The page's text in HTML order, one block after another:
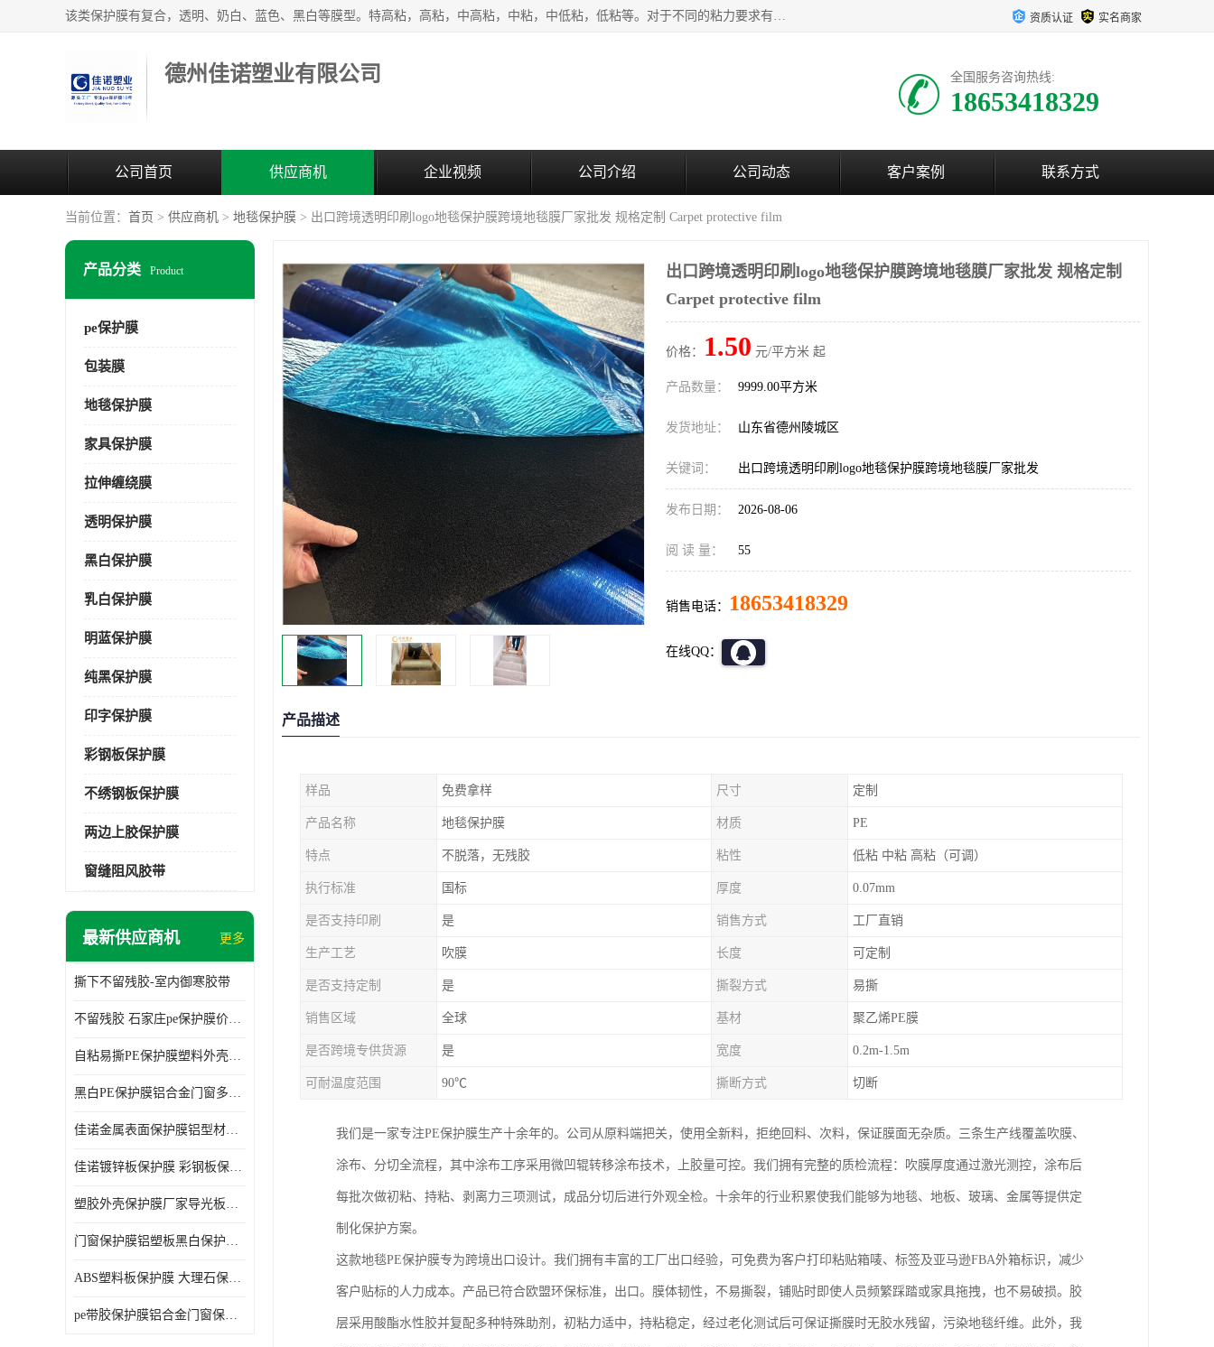
该类保护膜有复合，透明、奶白、蓝色、黑白等膜型。特高粘，高粘，中高粘，中粘，中低粘，低粘等。对于不同的粘力要求有相应的产品相适配。无胶渍残留污染。在较宽的收卷幅度下平整无皱纹，收卷长度大，利于机械化及自动化施工粘贴。为您的产品提供的表面保护解决方案。 产品广泛适用于：铝材、不锈钢、金属、塑料、电子、家电、家具、玻璃、化工材料、装饰材料等。 资质认证 实名商家
德州佳诺塑业有限公司 全国服务咨询热线:
18653418329
公司首页 供应商机 企业视频 公司介绍 公司动态 客户案例 联系方式
当前位置： 首页 > 供应商机 > 地毯保护膜 > 出口跨境透明印刷logo地毯保护膜跨境地毯膜厂家批发 规格定制 Carpet protective film
产品分类 Product
pe保护膜
包装膜
地毯保护膜
家具保护膜
拉伸缠绕膜
透明保护膜
黑白保护膜
乳白保护膜
明蓝保护膜
纯黑保护膜
印字保护膜
彩钢板保护膜
不绣钢板保护膜
两边上胶保护膜
窗缝阻风胶带
最新供应商机 更多
撕下不留残胶-室内御寒胶带
不留残胶 石家庄pe保护膜价格 塑料薄膜
自粘易撕PE保护膜塑料外壳导光板亚克力板膜操作方便
黑白PE保护膜铝合金门窗多种颜色支持定制生产
佳诺金属表面保护膜铝型材保护膜不留残胶铝合金窗框保护胶带
佳诺镀锌板保护膜 彩钢板保护pe保护膜
塑胶外壳保护膜厂家导光板保护膜 铝单板保护膜胶带易撕不留胶
门窗保护膜铝塑板黑白保护膜外墙保温板保护膜
ABS塑料板保护膜 大理石保护膜 缠鱼竿保护膜
pe带胶保护膜铝合金门窗保护不锈钢板保护膜大理石建筑材料保护
出口跨境透明印刷logo地毯保护膜跨境地毯膜厂家批发 规格定制
Carpet protective film
价格： 1.50 元/平方米 起
产品数量： 9999.00平方米
发货地址： 山东省德州陵城区
关键词： 出口跨境透明印刷logo地毯保护膜跨境地毯膜厂家批发
发布日期： 2026-08-06
阅 读 量： 55
销售电话： 18653418329
在线QQ：
产品描述
样品 免费拿样 尺寸 定制
产品名称 地毯保护膜 材质 PE
特点 不脱落，无残胶 粘性 低粘 中粘 高粘（可调）
执行标准 国标 厚度 0.07mm
是否支持印刷 是 销售方式 工厂直销
生产工艺 吹膜 长度 可定制
是否支持定制 是 撕裂方式 易撕
销售区域 全球 基材 聚乙烯PE膜
是否跨境专供货源 是 宽度 0.2m-1.5m
可耐温度范围 90℃ 撕断方式 切断
我们是一家专注PE保护膜生产十余年的。公司从原料端把关，使用全新料，拒绝回料、次料，保证膜面无杂质。三条生产线覆盖吹膜、
涂布、分切全流程，其中涂布工序采用微凹辊转移涂布技术，上胶量可控。我们拥有完整的质检流程：吹膜厚度通过激光测控，涂布后
每批次做初粘、持粘、剥离力三项测试，成品分切后进行外观全检。十余年的行业积累使我们能够为地毯、地板、玻璃、金属等提供定
制化保护方案。
这款地毯PE保护膜专为跨境出口设计。我们拥有丰富的工厂出口经验，可免费为客户打印粘贴箱唛、标签及亚马逊FBA外箱标识，减少
客户贴标的人力成本。产品已符合欧盟环保标准，出口。膜体韧性，不易撕裂，铺贴时即使人员频繁踩踏或家具拖拽，也不易破损。胶
层采用酸酯水性胶并复配多种特殊助剂，初粘力适中，持粘稳定，经过老化测试后可保证撕膜时无胶水残留，污染地毯纤维。此外，我